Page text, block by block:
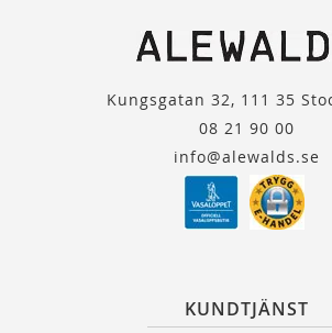
Kungsgatan 32, 111 35
08 21 90 00
info@alewalds.se
KUNDTJÄNST